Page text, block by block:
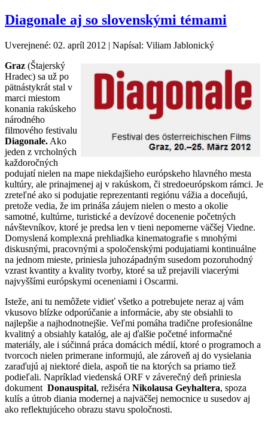
Diagonale aj so slovenskými témami
Uverejnené: 02. apríl 2012 | Napísal: Viliam Jablonický
Graz (Štajerský
Hradec) sa už po
pätnástykrát stal v
marci miestom
konania rakúskeho
národného
filmového festivalu
Diagonale. Ako
jeden z vrcholných
každoročných
podujatí nielen na mape niekdajšieho európskeho hlavného mesta
kultúry, ale prinajmenej aj v rakúskom, či stredoeurópskom rámci. Je
zreteľné ako si podujatie reprezentanti regiónu vážia a doceňujú,
pretože vedia, že im prináša záujem nielen o mesto a okolie
samotné, kultúrne, turistické a devízové docenenie početných
návštevníkov, ktoré je predsa len v tieni nepomerne väčšej Viedne.
Domyslená komplexná prehliadka kinematografie s mnohými
diskusnými, pracovnými a spoločenskými podujatiami kontinuálne
na jednom mieste, priniesla juhozápadným susedom pozoruhodný
vzrast kvantity a kvality tvorby, ktoré sa už prejavili viacerými
najvyššími európskymi oceneniami i Oscarmi.
Isteže, ani tu nemôžete vidieť všetko a potrebujete neraz aj vám
vkusovo blízke odporúčanie a informácie, aby ste obsiahli to
najlepšie a najhodnotnejšie. Veľmi pomáha tradične profesionálne
kvalitný a obsiahly katalóg, ale aj ďalšie početné informačné
materiály, ale i súčinná práca domácich médií, ktoré o programoch a
tvorcoch nielen primerane informujú, ale zároveň aj do vysielania
zaraďujú aj niektoré diela, aspoň tie na ktorých sa priamo tiež
podieľali. Napríklad viedenská ORF v záverečný deň priniesla
dokument Donauspital, režiséra Nikolausa Geyhaltera, spoza
kulís a útrob diania modernej a najväčšej nemocnice u susedov aj
ako reflektujúceho obrazu stavu spoločnosti.